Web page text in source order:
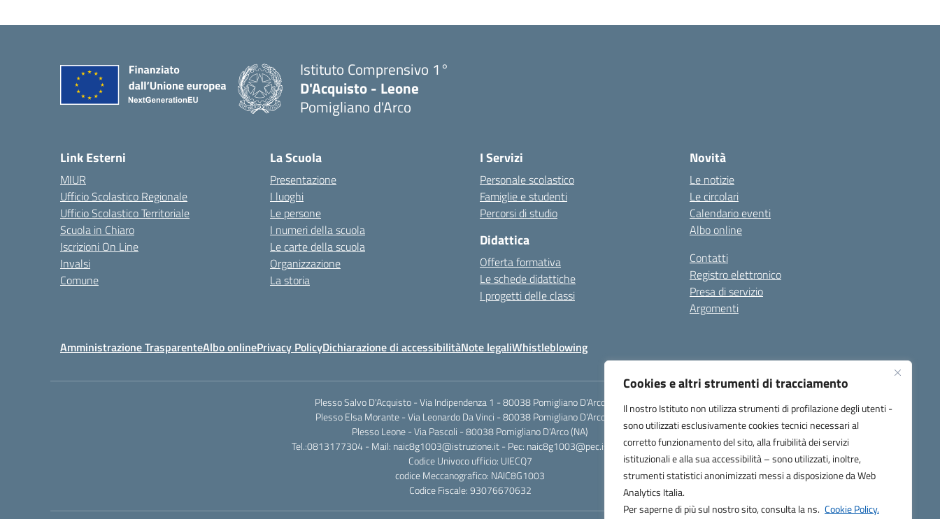
Cookies e altri strumenti di tracciamento
Il nostro Istituto non utilizza strumenti di profilazione degli utenti -
sono utilizzati esclusivamente cookies tecnici necessari al
corretto funzionamento del sito, alla fruibilità dei servizi
istituzionali e alla sua accessibilità – sono utilizzati, inoltre,
strumenti statistici anonimizzati messi a disposizione da Web
Analytics Italia.
Per saperne di più sul nostro sito, consulta la ns. Cookie Policy.
Istituto Comprensivo 1°
D'Acquisto - Leone
Pomigliano d'Arco
Link Esterni
MIUR
Ufficio Scolastico Regionale
Ufficio Scolastico Territoriale
Scuola in Chiaro
Iscrizioni On Line
Invalsi
Comune
La Scuola
Presentazione
I luoghi
Le persone
I numeri della scuola
Le carte della scuola
Organizzazione
La storia
I Servizi
Personale scolastico
Famiglie e studenti
Percorsi di studio
Didattica
Offerta formativa
Le schede didattiche
I progetti delle classi
Novità
Le notizie
Le circolari
Calendario eventi
Albo online
Contatti
Registro elettronico
Presa di servizio
Argomenti
Amministrazione TrasparenteAlbo onlinePrivacy PolicyDichiarazione di accessibilitàNote legaliWhistleblowing
Plesso Salvo D'Acquisto - Via Indipendenza 1 - 80038 Pomigliano D'Arco (NA)
Plesso Elsa Morante - Via Leonardo Da Vinci - 80038 Pomigliano D'Arco (NA)
Plesso Leone - Via Pascoli - 80038 Pomigliano D'Arco (NA)
Tel.:0813177304 - Mail: naic8g1003@istruzione.it - Pec: naic8g1003@pec.istruzione.it
Codice Univoco ufficio: UIECQ7
codice Meccanografico: NAIC8G1003
Codice Fiscale: 93076670632